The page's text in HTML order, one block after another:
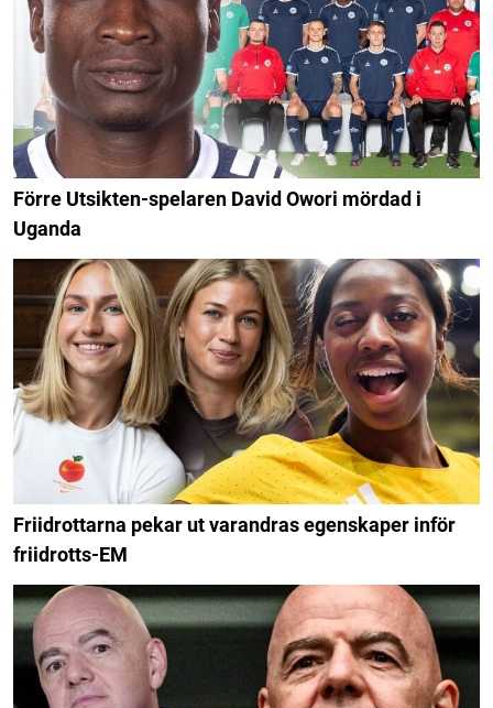
Förre Utsikten-spelaren David Owori mördad i
Uganda
Friidrottarna pekar ut varandras egenskaper inför
friidrotts-EM